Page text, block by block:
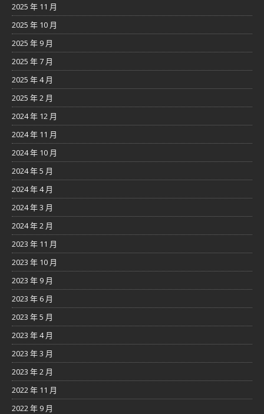
2025 年 11 月
2025 年 10 月
2025 年 9 月
2025 年 7 月
2025 年 4 月
2025 年 2 月
2024 年 12 月
2024 年 11 月
2024 年 10 月
2024 年 5 月
2024 年 4 月
2024 年 3 月
2024 年 2 月
2023 年 11 月
2023 年 10 月
2023 年 9 月
2023 年 6 月
2023 年 5 月
2023 年 4 月
2023 年 3 月
2023 年 2 月
2022 年 11 月
2022 年 9 月